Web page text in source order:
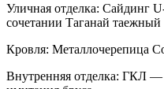
Уличная отделка: Сайдинг
сочетании Таганай таежный
Кровля: Металлочерепица
Внутренняя отделка: ГКЛ